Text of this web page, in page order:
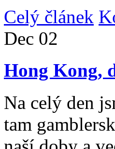
Celý článek
Dec 02
Hong Kong,
Na celý den
tam